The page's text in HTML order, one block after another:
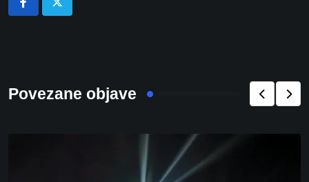
Povezane objave